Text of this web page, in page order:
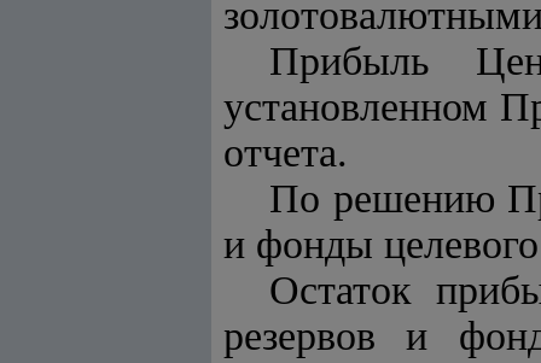
Прибыль
установленном
отчета.
По решению
и фонды
Остаток
резервов и